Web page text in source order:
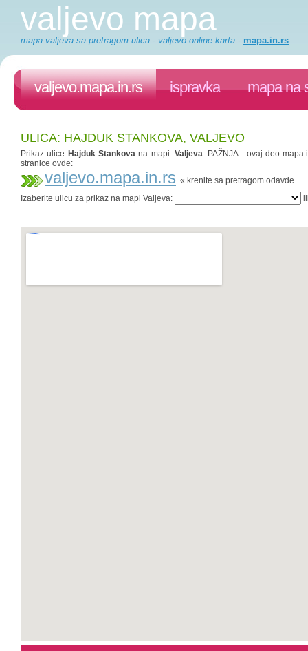
valjevo mapa
mapa valjeva sa pretragom ulica - valjevo online karta - mapa.in.rs
valjevo.mapa.in.rs ispravka mapa na
ULICA: HAJDUK STANKOVA, VALJEVO
Prikaz ulice Hajduk Stankovana mapi. Valjeva. PAŽNJA - ovaj deo
stranice ovde:
valjevo.mapa.in.rs. « krenite sa pretragom odavde
Izaberite ulicu za prikaz na mapi Valjeva: